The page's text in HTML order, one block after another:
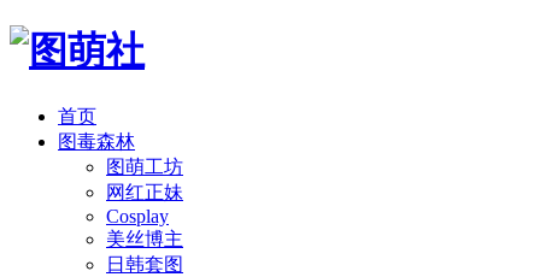
首页
图毒森林
图萌工坊
网红正妹
Cosplay
美丝博主
日韩套图